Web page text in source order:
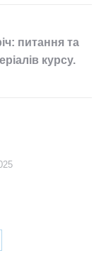
питання та
курсу.